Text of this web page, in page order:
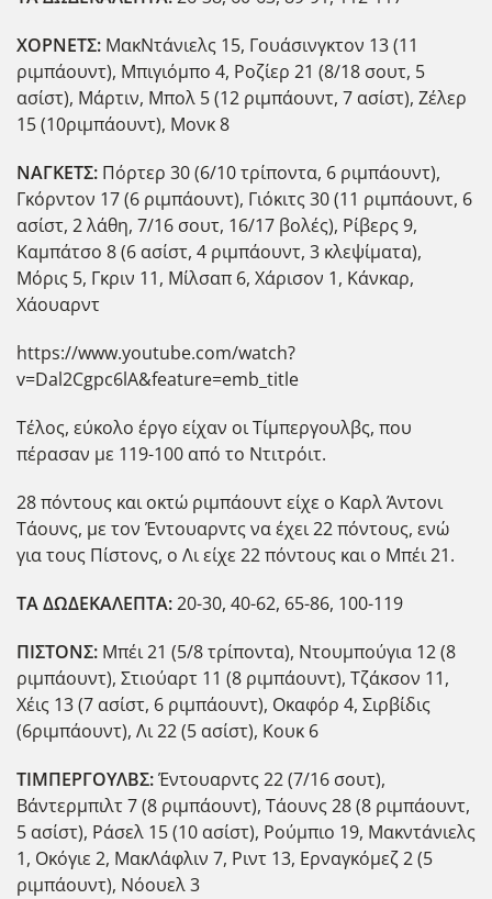
ΧΟΡΝΕΤΣ: ΜακΝτάνιελς 15, Γουάσινγκτον 13 (11
ριμπάουντ), Μπιγιόμπο 4, Ροζίερ 21 (8/18 σουτ, 5
ασίστ), Μάρτιν, Μπολ 5 (12 ριμπάουντ, 7 ασίστ), Ζέλερ
15 (10ριμπάουντ), Μονκ 8
ΝΑΓΚΕΤΣ: Πόρτερ 30 (6/10 τρίποντα, 6 ριμπάουντ),
Γκόρντον 17 (6 ριμπάουντ), Γιόκιτς 30 (11 ριμπάουντ, 6
ασίστ, 2 λάθη, 7/16 σουτ, 16/17 βολές), Ρίβερς 9,
Καμπάτσο 8 (6 ασίστ, 4 ριμπάουντ, 3 κλεψίματα),
Μόρις 5, Γκριν 11, Μίλσαπ 6, Χάρισον 1, Κάνκαρ,
Χάουαρντ
https://www.youtube.com/watch?
v=Dal2Cgpc6lA&feature=emb_title
Τέλος, εύκολο έργο είχαν οι Τίμπεργουλβς, που
πέρασαν με 119-100 από το Ντιτρόιτ.
28 πόντους και οκτώ ριμπάουντ είχε ο Καρλ Άντονι
Τάουνς, με τον Έντουαρντς να έχει 22 πόντους, ενώ
για τους Πίστονς, ο Λι είχε 22 πόντους και ο Μπέι 21.
ΤΑ ΔΩΔΕΚΑΛΕΠΤΑ:20-30, 40-62, 65-86, 100-119
ΠΙΣΤΟΝΣ: Μπέι 21 (5/8 τρίποντα), Ντουμπούγια 12 (8
ριμπάουντ), Στιούαρτ 11 (8 ριμπάουντ), Τζάκσον 11,
Χέις 13 (7 ασίστ, 6 ριμπάουντ), Οκαφόρ 4, Σιρβίδις
(6ριμπάουντ), Λι 22 (5 ασίστ), Κουκ 6
ΤΙΜΠΕΡΓΟΥΛΒΣ:Έντουαρντς 22 (7/16 σουτ),
Βάντερμπιλτ 7 (8 ριμπάουντ), Τάουνς 28 (8 ριμπάουντ,
5 ασίστ), Ράσελ 15 (10 ασίστ), Ρούμπιο 19, Μακντάνιελς
1, Οκόγιε 2, ΜακΛάφλιν 7, Ριντ 13, Ερναγκόμεζ 2 (5
ριμπάουντ), Νόουελ 3